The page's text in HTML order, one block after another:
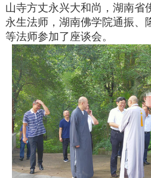
山寺方丈永兴大和尚，湖南省
永生法师，湖南佛学院通振、
等法师参加了座谈会。